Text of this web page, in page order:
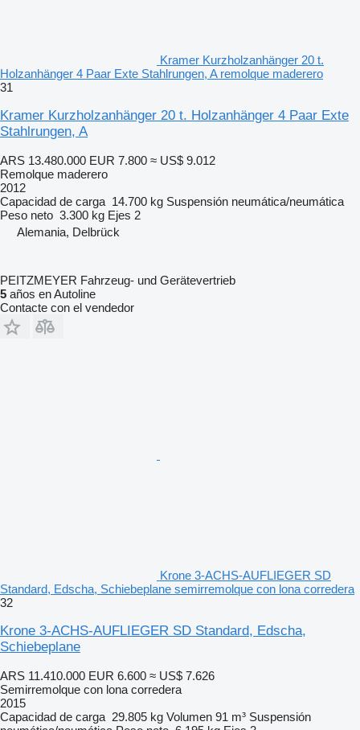
Kramer Kurzholzanhänger 20 t.
Holzanhänger 4 Paar Exte Stahlrungen, A remolque maderero
31
Kramer Kurzholzanhänger 20 t. Holzanhänger 4 Paar Exte
Stahlrungen, A
ARS 13.480.000 EUR 7.800 ≈ US$ 9.012
Remolque maderero
2012
Capacidad de carga 14.700 kg Suspensión neumática/neumática
Peso neto 3.300 kg Ejes 2
Alemania, Delbrück
PEITZMEYER Fahrzeug- und Gerätevertrieb
5 años en Autoline
Contacte con el vendedor
Krone 3-ACHS-AUFLIEGER SD
Standard, Edscha, Schiebeplane semirremolque con lona corredera
32
Krone 3-ACHS-AUFLIEGER SD Standard, Edscha,
Schiebeplane
ARS 11.410.000 EUR 6.600 ≈ US$ 7.626
Semirremolque con lona corredera
2015
Capacidad de carga 29.805 kg Volumen 91 m³ Suspensión